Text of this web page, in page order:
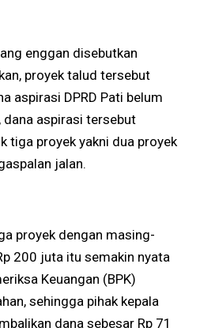
enggan disebutkan
proyek talud tersebut
aspirasi DPRD Pati belum
dana aspirasi tersebut
tiga proyek yakni dua proyek
jalan.
proyek dengan masing-
200 juta itu semakin nyata
Keuangan (BPK)
sehingga pihak kepala
dana sebesar Rp 71